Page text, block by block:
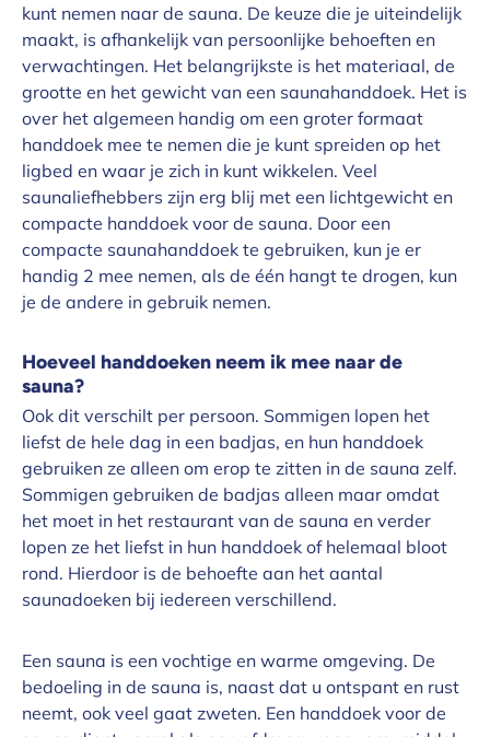
kunt nemen naar de sauna. De keuze die je uiteindelijk
maakt, is afhankelijk van persoonlijke behoeften en
verwachtingen. Het belangrijkste is het materiaal, de
grootte en het gewicht van een saunahanddoek. Het is
over het algemeen handig om een groter formaat
handdoek mee te nemen die je kunt spreiden op het
ligbed en waar je zich in kunt wikkelen. Veel
saunaliefhebbers zijn erg blij met een lichtgewicht en
compacte handdoek voor de sauna. Door een
compacte saunahanddoek te gebruiken, kun je er
handig 2 mee nemen, als de één hangt te drogen, kun
je de andere in gebruik nemen.
Hoeveel handdoeken neem ik mee naar de
sauna?
Ook dit verschilt per persoon. Sommigen lopen het
liefst de hele dag in een badjas, en hun handdoek
gebruiken ze alleen om erop te zitten in de sauna zelf.
Sommigen gebruiken de badjas alleen maar omdat
het moet in het restaurant van de sauna en verder
lopen ze het liefst in hun handdoek of helemaal bloot
rond. Hierdoor is de behoefte aan het aantal
saunadoeken bij iedereen verschillend.
Een sauna is een vochtige en warme omgeving. De
bedoeling in de sauna is, naast dat u ontspant en rust
neemt, ook veel gaat zweten. Een handdoek voor de